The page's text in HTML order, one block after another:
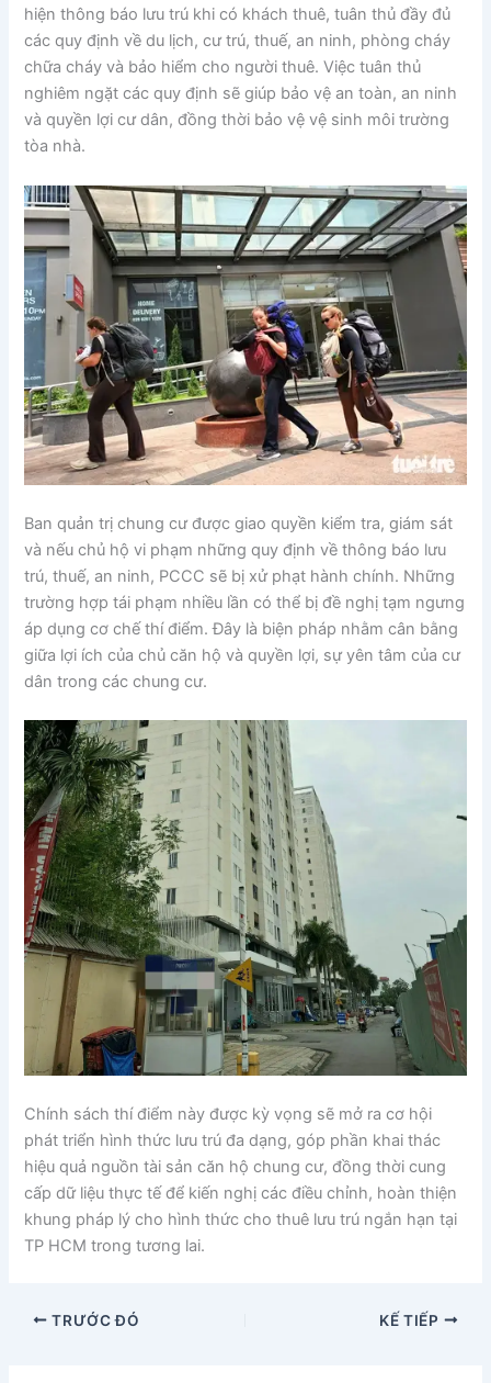
hiện thông báo lưu trú khi có khách thuê, tuân thủ đầy đủ
các quy định về du lịch, cư trú, thuế, an ninh, phòng cháy
chữa cháy và bảo hiểm cho người thuê. Việc tuân thủ
nghiêm ngặt các quy định sẽ giúp bảo vệ an toàn, an ninh
và quyền lợi cư dân, đồng thời bảo vệ vệ sinh môi trường
tòa nhà.
Ban quản trị chung cư được giao quyền kiểm tra, giám sát
và nếu chủ hộ vi phạm những quy định về thông báo lưu
trú, thuế, an ninh, PCCC sẽ bị xử phạt hành chính. Những
trường hợp tái phạm nhiều lần có thể bị đề nghị tạm ngưng
áp dụng cơ chế thí điểm. Đây là biện pháp nhằm cân bằng
giữa lợi ích của chủ căn hộ và quyền lợi, sự yên tâm của cư
dân trong các chung cư.
Chính sách thí điểm này được kỳ vọng sẽ mở ra cơ hội
phát triển hình thức lưu trú đa dạng, góp phần khai thác
hiệu quả nguồn tài sản căn hộ chung cư, đồng thời cung
cấp dữ liệu thực tế để kiến nghị các điều chỉnh, hoàn thiện
khung pháp lý cho hình thức cho thuê lưu trú ngắn hạn tại
TP HCM trong tương lai.
TRƯỚC ĐÓ KẾ TIẾP